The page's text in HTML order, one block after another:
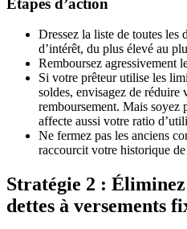
Dressez la liste de toutes les
d’intérêt, du plus élevé au
Remboursez agressivement
Si votre prêteur utilise les
soldes, envisagez de réduire
remboursement. Mais soyez
affecte aussi votre ratio
Ne fermez pas les anciens
raccourcit votre historique
Stratégie 2 :
dettes à versements